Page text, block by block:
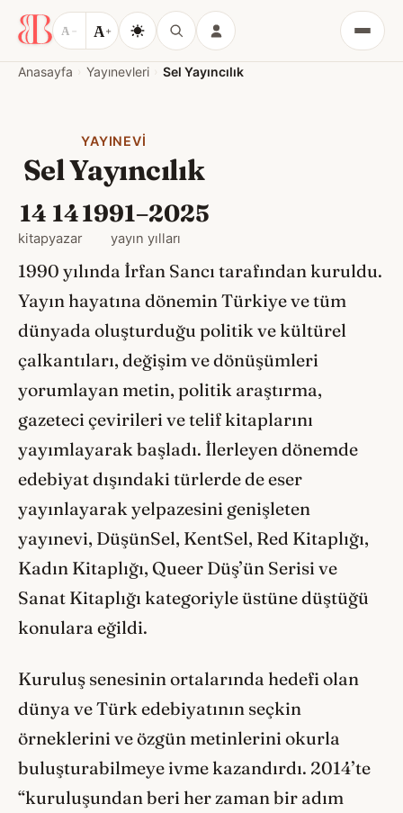
A − A+
Menü
Anasayfa Yayınevleri Sel Yayıncılık
YAYINEVI
Sel Yayıncılık
14
kitap
14
yazar
1991–2025
yayın yılları
1990 yılında İrfan Sancı tarafından kuruldu.
Yayın hayatına dönemin Türkiye ve tüm
dünyada oluşturduğu politik ve kültürel
çalkantıları, değişim ve dönüşümleri
yorumlayan metin, politik araştırma,
gazeteci çevirileri ve telif kitaplarını
yayımlayarak başladı. İlerleyen dönemde
edebiyat dışındaki türlerde de eser
yayınlayarak yelpazesini genişleten
yayınevi, DüşünSel, KentSel, Red Kitaplığı,
Kadın Kitaplığı, Queer Düş’ün Serisi ve
Sanat Kitaplığı kategoriyle üstüne düştüğü
konulara eğildi.
Kuruluş senesinin ortalarında hedefi olan
dünya ve Türk edebiyatının seçkin
örneklerini ve özgün metinlerini okurla
buluşturabilmeye ivme kazandırdı. 2014’te
“kuruluşundan beri her zaman bir adım